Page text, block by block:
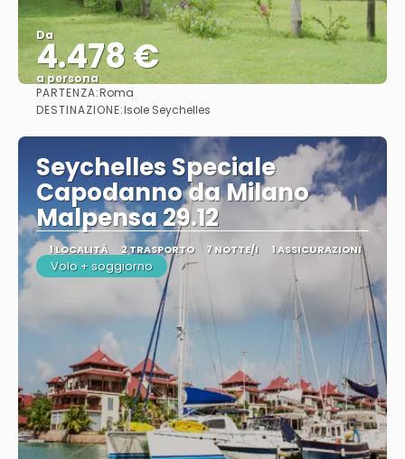
Da
4.478 €
a persona
Vedere
PARTENZA:Roma
DESTINAZIONE:Isole Seychelles
Seychelles Speciale
Capodanno da Milano
Malpensa 29.12
1 LOCALITÀ 2 TRASPORTO 7 NOTTE/I 1 ASSICURAZIONI
Volo + soggiorno